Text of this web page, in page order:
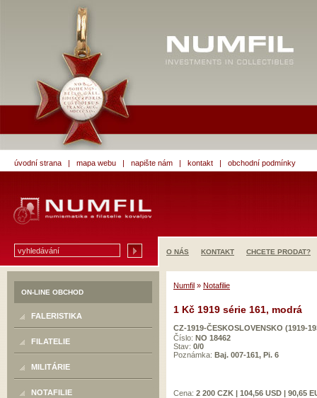
úvodní strana | mapa webu | napište nám | kontakt | obchodní podmínky
O NÁS KONTAKT CHCETE PRODAT?
ON-LINE OBCHOD
FALERISTIKA
FILATELIE
MILITÁRIE
NOTAFILIE
Numfil » Notafilie
1 Kč 1919 série 161, modrá
CZ-1919-ČESKOSLOVENSKO (1919-
Číslo: NO 18462
Stav: 0/0
Poznámka: Baj. 007-161, Pi. 6
Cena: 2 200 CZK | 104,56 USD | 90,65